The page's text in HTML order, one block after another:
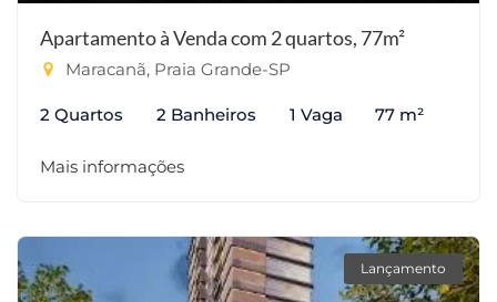
Apartamento à Venda com 2 quartos, 77m²
Maracanã, Praia Grande-SP
2 Quartos 2 Banheiros 1 Vaga 77 m²
Mais informações
Lançamento